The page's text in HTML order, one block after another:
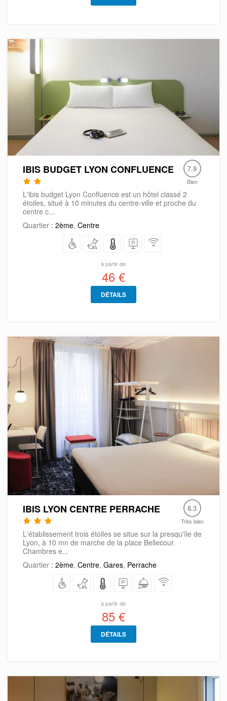
IBIS BUDGET LYON CONFLUENCE 7.9
Bien
L'ibis budget Lyon Confluence est un hôtel classé 2
étoiles, situé à 10 minutes du centre-ville et proche du
centre c...
Quartier : 2ème, Centre
à partir de
46 €
DÉTAILS
IBIS LYON CENTRE PERRACHE 8.3
Très bien
L'établissement trois étoiles se situe sur la presqu'île de
Lyon, à 10 mn de marche de la place Bellecour.
Chambres e...
Quartier : 2ème, Centre, Gares, Perrache
à partir de
85 €
DÉTAILS